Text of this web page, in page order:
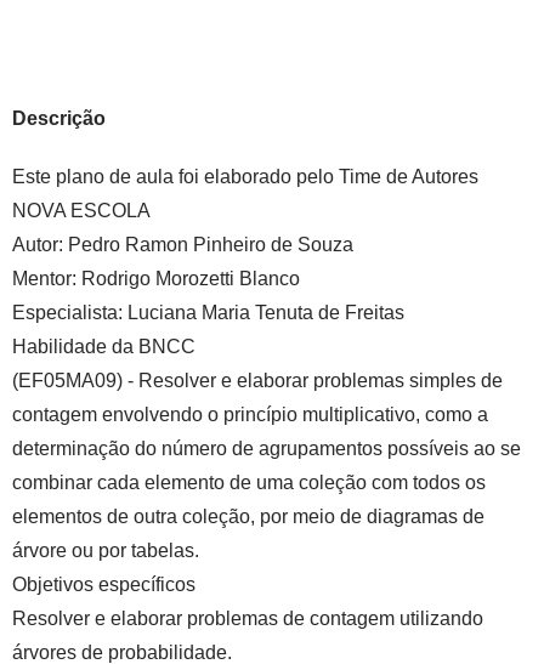
Descrição
Este plano de aula foi elaborado pelo Time de Autores
NOVA ESCOLA
Autor: Pedro Ramon Pinheiro de Souza
Mentor: Rodrigo Morozetti Blanco
Especialista: Luciana Maria Tenuta de Freitas
Habilidade da BNCC
(EF05MA09) - Resolver e elaborar problemas simples de
contagem envolvendo o princípio multiplicativo, como a
determinação do número de agrupamentos possíveis ao se
combinar cada elemento de uma coleção com todos os
elementos de outra coleção, por meio de diagramas de
árvore ou por tabelas.
Objetivos específicos
Resolver e elaborar problemas de contagem utilizando
árvores de probabilidade.